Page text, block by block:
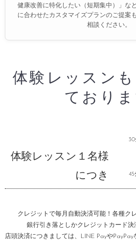
健康改善に特化したい（短期集中）」な
に合わせたカスタマイズプランのご提案
相談ください。
体験レッスン
ておりま
体験レッスン１名様
につき
30
45
クレジットで毎月自動決済可能！各種ク
銀行引き落としかクレジットカード決
店頭決済につきましては、LINE Payや